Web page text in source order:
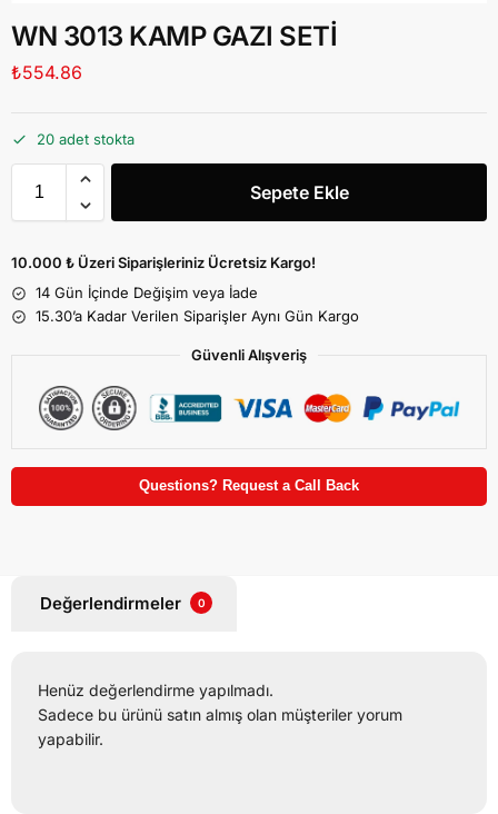
WN 3013 KAMP GAZI SETİ
₺554.86
20 adet stokta
Sepete Ekle
10.000 ₺ Üzeri Siparişleriniz Ücretsiz Kargo!
14 Gün İçinde Değişim veya İade
15.30’a Kadar Verilen Siparişler Aynı Gün Kargo
Güvenli Alışveriş
Questions? Request a Call Back
Değerlendirmeler 0
Henüz değerlendirme yapılmadı.
Sadece bu ürünü satın almış olan müşteriler yorum
yapabilir.